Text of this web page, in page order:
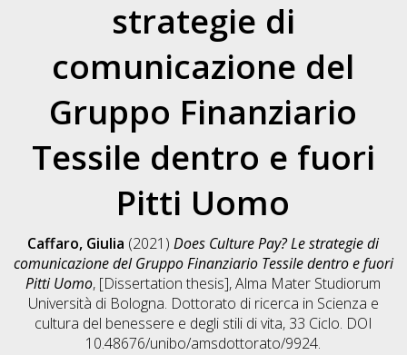
strategie di
comunicazione del
Gruppo Finanziario
Tessile dentro e fuori
Pitti Uomo
Caffaro, Giulia (2021)Does Culture Pay? Le strategie di
comunicazione del Gruppo Finanziario Tessile dentro e fuori
Pitti Uomo, [Dissertation thesis], Alma Mater Studiorum
Università di Bologna. Dottorato di ricerca in Scienza e
cultura del benessere e degli stili di vita, 33 Ciclo. DOI
10.48676/unibo/amsdottorato/9924.